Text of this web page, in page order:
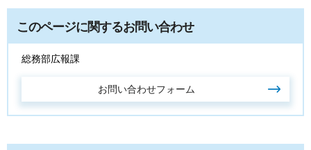
このページに関するお問い合わせ
総務部広報課